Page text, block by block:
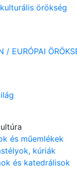
örökség
/ EURÓPAI
és műemlékek
kúriák
és katedrálisok